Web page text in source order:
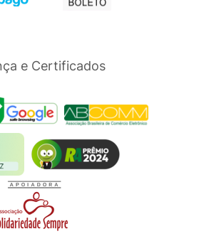
e Certificados